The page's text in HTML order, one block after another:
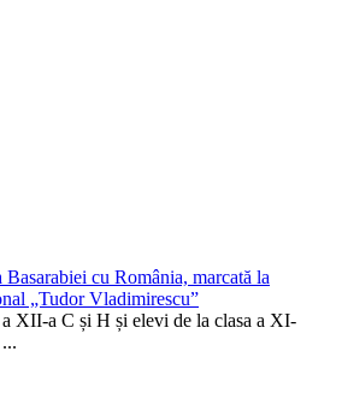
Basarabiei cu România, marcată la
„Tudor Vladimirescu”
XII-a C și H și elevi de la clasa a XI-
...